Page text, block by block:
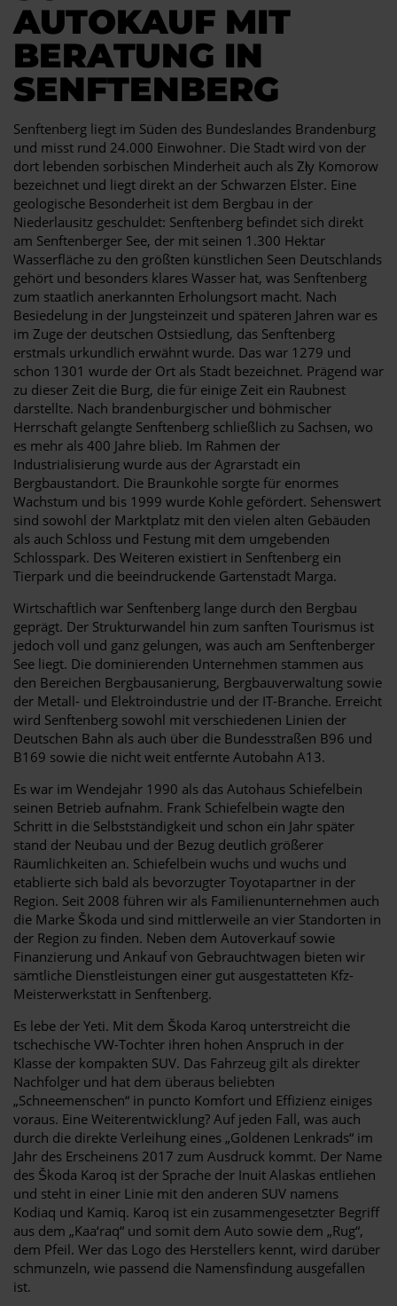
AUTOKAUF MIT
BERATUNG IN
SENFTENBERG
Senftenberg liegt im Süden des Bundeslandes Brandenburg
und misst rund 24.000 Einwohner. Die Stadt wird von der
dort lebenden sorbischen Minderheit auch als Zły Komorow
bezeichnet und liegt direkt an der Schwarzen Elster. Eine
geologische Besonderheit ist dem Bergbau in der
Niederlausitz geschuldet: Senftenberg befindet sich direkt
am Senftenberger See, der mit seinen 1.300 Hektar
Wasserfläche zu den größten künstlichen Seen Deutschlands
gehört und besonders klares Wasser hat, was Senftenberg
zum staatlich anerkannten Erholungsort macht. Nach
Besiedelung in der Jungsteinzeit und späteren Jahren war es
im Zuge der deutschen Ostsiedlung, das Senftenberg
erstmals urkundlich erwähnt wurde. Das war 1279 und
schon 1301 wurde der Ort als Stadt bezeichnet. Prägend war
zu dieser Zeit die Burg, die für einige Zeit ein Raubnest
darstellte. Nach brandenburgischer und böhmischer
Herrschaft gelangte Senftenberg schließlich zu Sachsen, wo
es mehr als 400 Jahre blieb. Im Rahmen der
Industrialisierung wurde aus der Agrarstadt ein
Bergbaustandort. Die Braunkohle sorgte für enormes
Wachstum und bis 1999 wurde Kohle gefördert. Sehenswert
sind sowohl der Marktplatz mit den vielen alten Gebäuden
als auch Schloss und Festung mit dem umgebenden
Schlosspark. Des Weiteren existiert in Senftenberg ein
Tierpark und die beeindruckende Gartenstadt Marga.
Wirtschaftlich war Senftenberg lange durch den Bergbau
geprägt. Der Strukturwandel hin zum sanften Tourismus ist
jedoch voll und ganz gelungen, was auch am Senftenberger
See liegt. Die dominierenden Unternehmen stammen aus
den Bereichen Bergbausanierung, Bergbauverwaltung sowie
der Metall- und Elektroindustrie und der IT-Branche. Erreicht
wird Senftenberg sowohl mit verschiedenen Linien der
Deutschen Bahn als auch über die Bundesstraßen B96 und
B169 sowie die nicht weit entfernte Autobahn A13.
Es war im Wendejahr 1990 als das Autohaus Schiefelbein
seinen Betrieb aufnahm. Frank Schiefelbein wagte den
Schritt in die Selbstständigkeit und schon ein Jahr später
stand der Neubau und der Bezug deutlich größerer
Räumlichkeiten an. Schiefelbein wuchs und wuchs und
etablierte sich bald als bevorzugter Toyotapartner in der
Region. Seit 2008 führen wir als Familienunternehmen auch
die Marke Škoda und sind mittlerweile an vier Standorten in
der Region zu finden. Neben dem Autoverkauf sowie
Finanzierung und Ankauf von Gebrauchtwagen bieten wir
sämtliche Dienstleistungen einer gut ausgestatteten Kfz-
Meisterwerkstatt in Senftenberg.
Es lebe der Yeti. Mit dem Škoda Karoq unterstreicht die
tschechische VW-Tochter ihren hohen Anspruch in der
Klasse der kompakten SUV. Das Fahrzeug gilt als direkter
Nachfolger und hat dem überaus beliebten
„Schneemenschen“ in puncto Komfort und Effizienz einiges
voraus. Eine Weiterentwicklung? Auf jeden Fall, was auch
durch die direkte Verleihung eines „Goldenen Lenkrads“ im
Jahr des Erscheinens 2017 zum Ausdruck kommt. Der Name
des Škoda Karoq ist der Sprache der Inuit Alaskas entliehen
und steht in einer Linie mit den anderen SUV namens
Kodiaq und Kamiq. Karoq ist ein zusammengesetzter Begriff
aus dem „Kaa‘raq“ und somit dem Auto sowie dem „Rug“,
dem Pfeil. Wer das Logo des Herstellers kennt, wird darüber
schmunzeln, wie passend die Namensfindung ausgefallen
ist.